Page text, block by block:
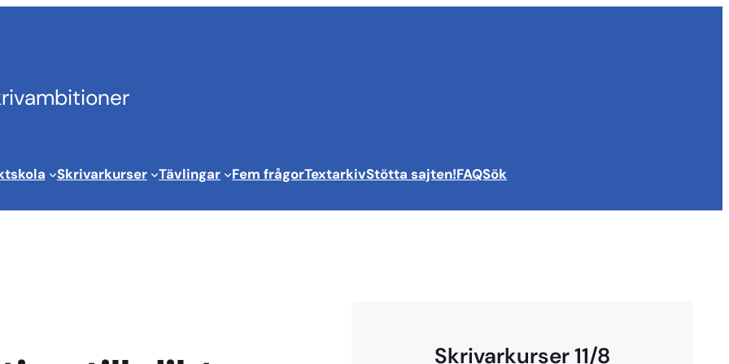
Skrivarkurser Tävlingar Fem frågorTextarkivStötta sajten!FAQSök
Skrivarkurser 11/8